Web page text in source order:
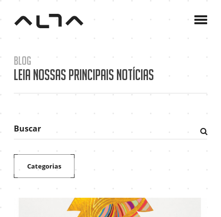
Blog
Leia nossas principais notícias
Buscar
Fazer
Categorias